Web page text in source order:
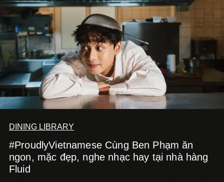
DINING LIBRARY
#ProudlyVietnamese Cùng Ben Phạm ăn
ngon, mặc đẹp, nghe nhạc hay tại nhà hàng
Fluid